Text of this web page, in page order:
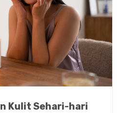
Kulit Sehari-hari